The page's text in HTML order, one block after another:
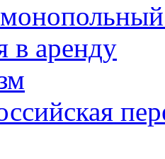
в аренду